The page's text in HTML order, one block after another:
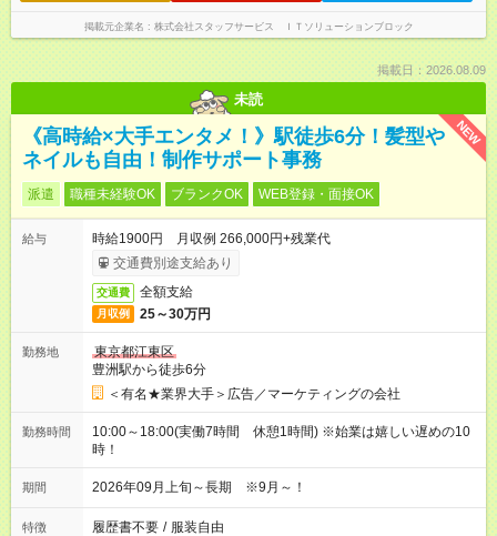
掲載元企業名 株式会社スタッフサービス ＩＴソリューションブロック
掲載日：2026.08.09
未読
NEW
《高時給×大手エンタメ！》駅徒歩6分！髪型や
ネイルも自由！制作サポート事務
派遣 職種未経験OK ブランクOK WEB登録・面接OK
給与
時給1900円 月収例 266,000円+残業代
交通費別途支給あり
交通費 全額支給
月収例 25～30万円
勤務地
東京都江東区
豊洲駅から徒歩6分
＜有名★業界大手＞広告／マーケティングの会社
勤務時間
10:00～18:00(実働7時間 休憩1時間) ※始業は嬉しい遅めの10
時！
期間 2026年09月上旬～長期 ※9月～！
特徴 履歴書不要 / 服装自由